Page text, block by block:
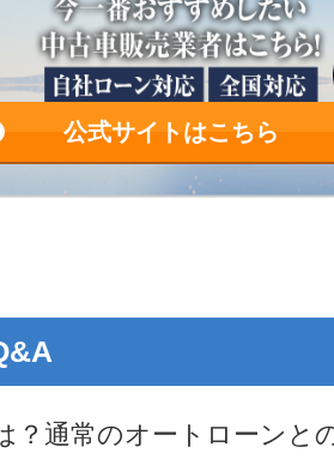
公式サイトはこちら
？通常のオートローンと